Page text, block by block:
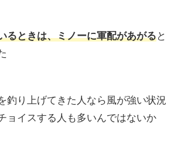
るときは、ミノーに軍配があがると
釣り上げてきた人なら風が強い状況
ョイスする人も多いんではないか